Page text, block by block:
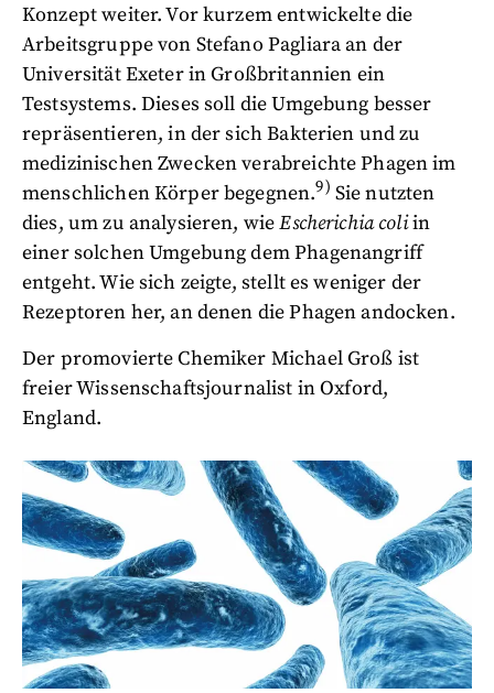
Konzept weiter. Vor kurzem entwickelte die
Arbeitsgruppe von Stefano Pagliara an der
Universität Exeter in Großbritannien ein
Testsystems. Dieses soll die Umgebung besser
repräsentieren, in der sich Bakterien und zu
medizinischen Zwecken verabreichte Phagen im
menschlichen Körper begegnen.9) Sie nutzten
dies, um zu analysieren, wieEscherichia coliin
einer solchen Umgebung dem Phagenangriff
entgeht. Wie sich zeigte, stellt es weniger der
Rezeptoren her, an denen die Phagen andocken.
Der promovierte Chemiker Michael Groß ist
freier Wissenschaftsjournalist in Oxford,
England.